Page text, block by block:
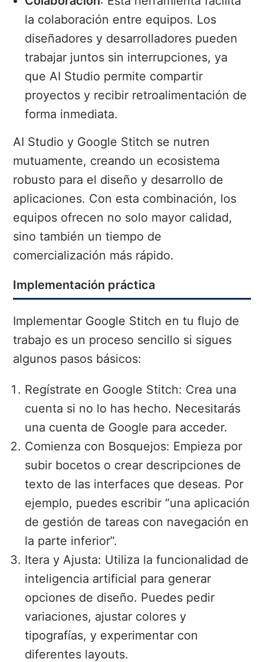
la colaboración entre equipos. Los
diseñadores y desarrolladores pueden
trabajar juntos sin interrupciones, ya
que AI Studio permite compartir
proyectos y recibir retroalimentación de
forma inmediata.
AI Studio y Google Stitch se nutren
mutuamente, creando un ecosistema
robusto para el diseño y desarrollo de
aplicaciones. Con esta combinación, los
equipos ofrecen no solo mayor calidad,
sino también un tiempo de
comercialización más rápido.
Implementación práctica
Implementar Google Stitch en tu flujo de
trabajo es un proceso sencillo si sigues
algunos pasos básicos:
Regístrate en Google Stitch: Crea una
cuenta si no lo has hecho. Necesitarás
una cuenta de Google para acceder.
Comienza con Bosquejos: Empieza por
subir bocetos o crear descripciones de
texto de las interfaces que deseas. Por
ejemplo, puedes escribir “una aplicación
de gestión de tareas con navegación en
la parte inferior”.
Itera y Ajusta: Utiliza la funcionalidad de
inteligencia artificial para generar
opciones de diseño. Puedes pedir
variaciones, ajustar colores y
tipografías, y experimentar con
diferentes layouts.